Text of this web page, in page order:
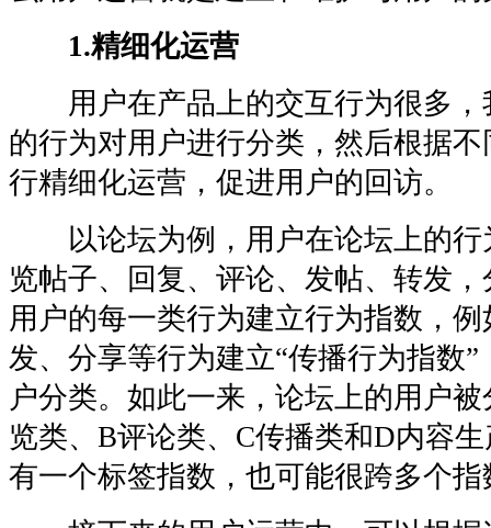
1.精细化运营
用户在产品上的交互行为很多，
的行为对用户进行分类，然后根据
行精细化运营，促进用户的回访。
以论坛为例，用户在论坛上的行
览帖子、回复、评论、发帖、转发
用户的每一类行为建立行为指数，
发、分享等行为建立“传播行为指数
户分类。如此一来，论坛上的用户
览类、B评论类、C传播类和D内容
有一个标签指数，也可能很跨多个指